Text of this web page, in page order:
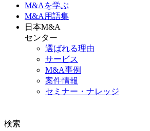
M&Aを学ぶ
M&A 用語集
日本M&A
センター
選ばれる理由
サービス
M&A事例
案件情報
セミナー・ナレッジ
検索